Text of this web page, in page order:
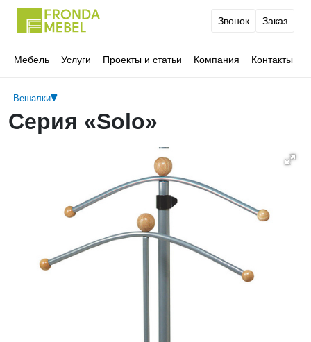
Звонок Заказ
Мебель Услуги Проекты и статьи Компания Контакты
Вешалки
Серия «Solo»